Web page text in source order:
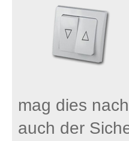
mag dies
auch der